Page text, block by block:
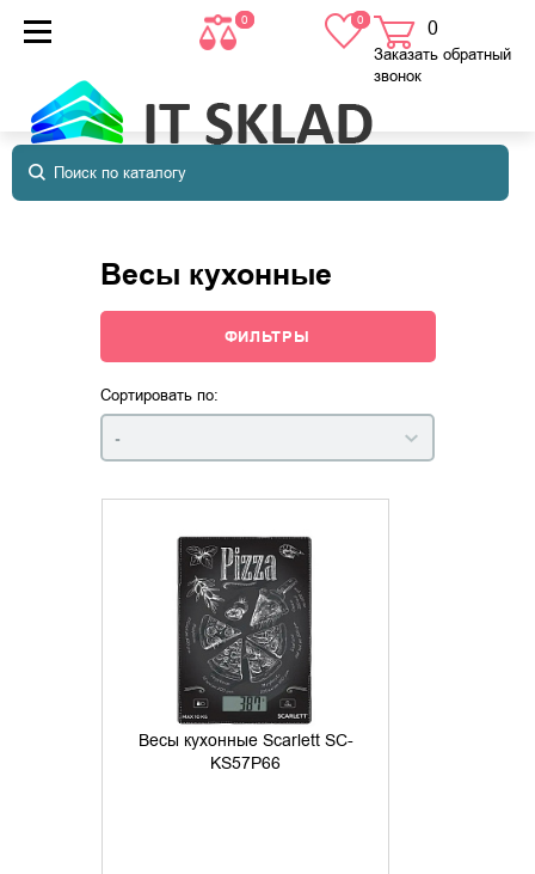
0 0 0
в корзине
Заказать обратный
звонок
Весы кухонные
ФИЛЬТРЫ
Сортировать по:
-
Весы кухонные Scarlett SC-
KS57P66
УТОЧНИТЬ НАЛИЧИЕ